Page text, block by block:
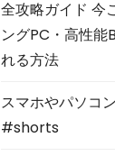
全攻略ガイド 今
ングPC・高性能
れる方法
スマホやパソコ
#shorts